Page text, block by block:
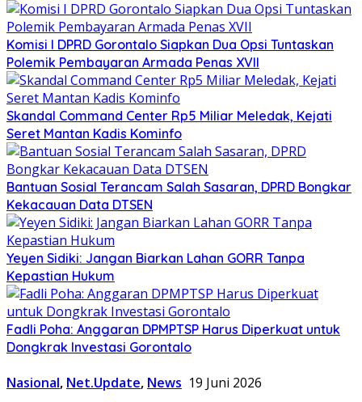
Komisi I DPRD Gorontalo Siapkan Dua Opsi Tuntaskan
Polemik Pembayaran Armada Penas XVII
Skandal Command Center Rp5 Miliar Meledak, Kejati
Seret Mantan Kadis Kominfo
Bantuan Sosial Terancam Salah Sasaran, DPRD Bongkar
Kekacauan Data DTSEN
Yeyen Sidiki: Jangan Biarkan Lahan GORR Tanpa
Kepastian Hukum
Fadli Poha: Anggaran DPMPTSP Harus Diperkuat untuk
Dongkrak Investasi Gorontalo
Nasional, Net.Update, News 19 Juni 2026